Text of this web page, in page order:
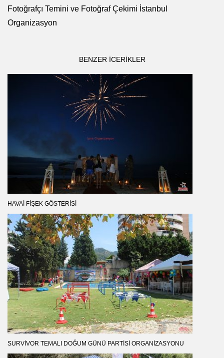
Fotoğrafçı Temini ve Fotoğraf Çekimi İstanbul
Organizasyon
BENZER ICERIKLER
HAVAI FIŞEK GÖSTERISI
SURVIVOR TEMALI DOĞUM GÜNÜ PARTISI ORGANIZASYONU